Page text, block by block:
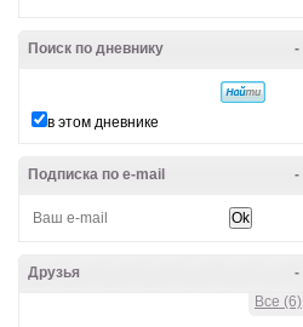
-
Поиск по дневнику
в этом дневнике
-
Подписка по e-mail
-
Друзья
Все (6)